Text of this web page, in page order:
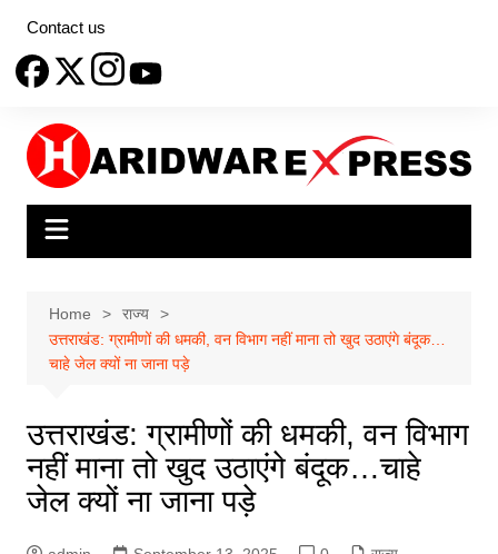
content
Contact us
Home
राज्य
उत्तराखंड: ग्रामीणों की धमकी, वन विभाग नहीं माना तो खुद उठाएंगे बंदूक…
चाहे जेल क्यों ना जाना पड़े
उत्तराखंड: ग्रामीणों की धमकी, वन विभाग
नहीं माना तो खुद उठाएंगे बंदूक…चाहे
जेल क्यों ना जाना पड़े